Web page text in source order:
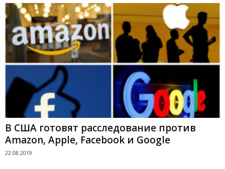
В США готовят расследование против
Amazon, Apple, Facebook и Google
22.08.2019